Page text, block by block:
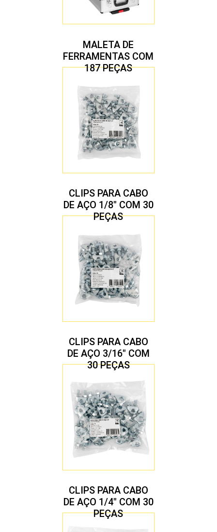
MALETA DE
FERRAMENTAS COM
187 PEÇAS
CLIPS PARA CABO
DE AÇO 1/8″ COM 30
PEÇAS
CLIPS PARA CABO
DE AÇO 3/16″ COM
30 PEÇAS
CLIPS PARA CABO
DE AÇO 1/4″ COM 30
PEÇAS